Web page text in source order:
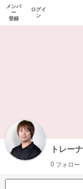
メンバ
ー
登録
ログイ
ン
トレー
0 フォロー